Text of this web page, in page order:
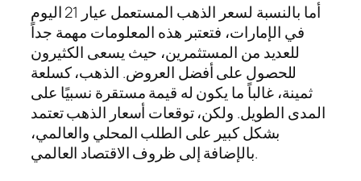
أما بالنسبة لسعر الذهب المستعمل عيار 21 اليوم
في الإمارات، فتعتبر هذه المعلومات مهمة جداً
للعديد من المستثمرين، حيث يسعى الكثيرون
للحصول على أفضل العروض. الذهب، كسلعة
ثمينة، غالباً ما يكون له قيمة مستقرة نسبيًا على
المدى الطويل. ولكن، توقعات أسعار الذهب تعتمد
بشكل كبير على الطلب المحلي والعالمي،
بالإضافة إلى ظروف الاقتصاد العالمي.